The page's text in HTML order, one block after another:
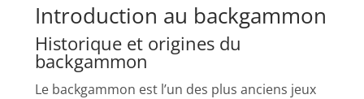
Introduction au backgammon
Historique et origines du
backgammon
Le backgammon est l’un des plus anciens jeux